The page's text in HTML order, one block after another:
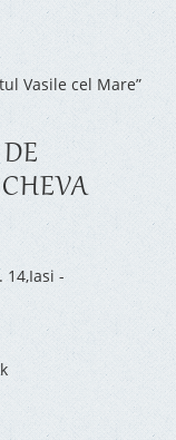
Vasile cel Mare”
-